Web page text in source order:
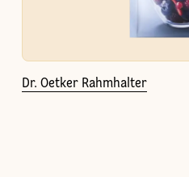
Dr. Oetker Rahmhalter